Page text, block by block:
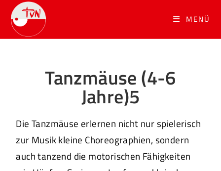
MENÜ
Tanzmäuse (4-6
Jahre)5
Die Tanzmäuse erlernen nicht nur spielerisch
zur Musik kleine Choreographien, sondern
auch tanzend die motorischen Fähigkeiten